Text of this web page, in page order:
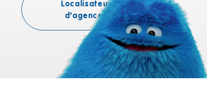
Localisateur
d'agences